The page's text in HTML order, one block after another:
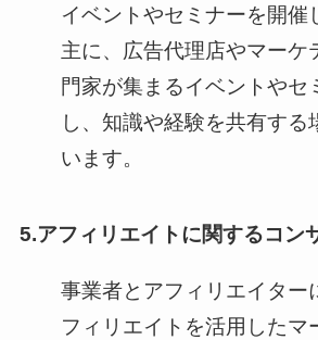
イベントやセミナーを開催
主に、広告代理店やマーケ
門家が集まるイベントやセ
し、知識や経験を共有する
います。
5.アフィリエイトに関するコン
事業者とアフィリエイター
フィリエイトを活用したマ